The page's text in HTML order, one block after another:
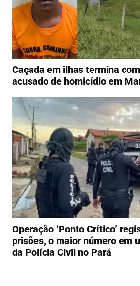
Caçada em ilhas termina
acusado de homicídio em
Operação ‘Ponto Crítico’
prisões, o maior número em
da Polícia Civil no Pará